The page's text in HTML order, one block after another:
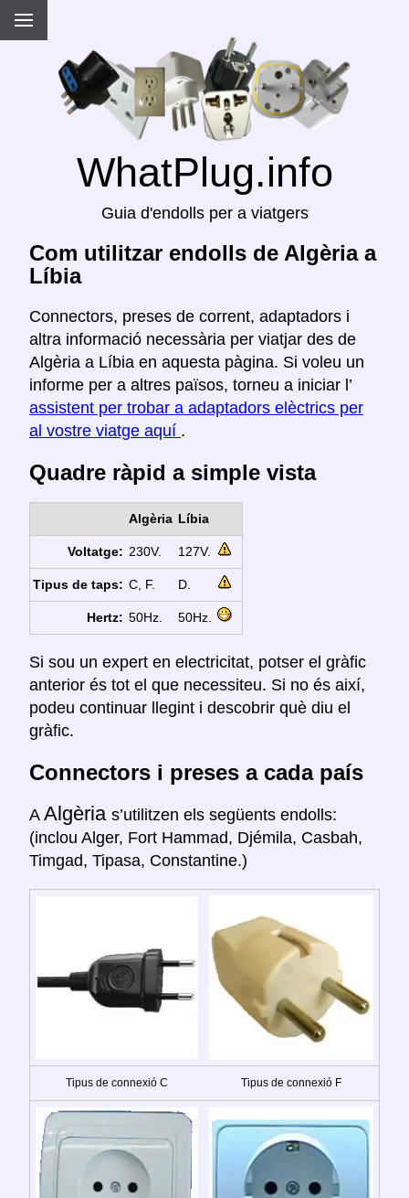
WhatPlug.info
Guia d'endolls per a viatgers
Com utilitzar endolls de Algèria a
Líbia
Connectors, preses de corrent, adaptadors i
altra informació necessària per viatjar des de
Algèria a Líbia en aquesta pàgina. Si voleu un
informe per a altres països, torneu a iniciar l’
assistent per trobar a adaptadors elèctrics per
al vostre viatge aquí .
Quadre ràpid a simple vista
Algèria Líbia
Voltatge: 230V. 127V.
Tipus de taps: C, F. D.
Hertz: 50Hz. 50Hz.
Si sou un expert en electricitat, potser el gràfic
anterior és tot el que necessiteu. Si no és així,
podeu continuar llegint i descobrir què diu el
gràfic.
Connectors i preses a cada país
A Algèria s’utilitzen els següents endolls:
(inclou Alger, Fort Hammad, Djémila, Casbah,
Timgad, Tipasa, Constantine.)
Tipus de connexió C Tipus de connexió F